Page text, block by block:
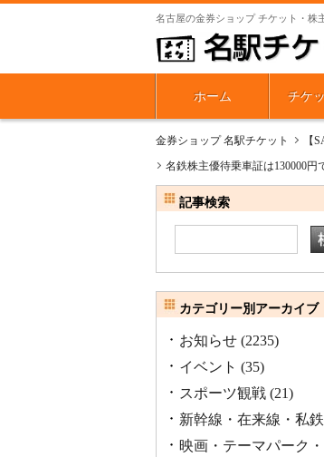
名古屋の金券ショップ チケット・株
ホーム チケ
金券ショップ 名駅チケット 【
名鉄株主優待乗車証は130000
記事検索
カテゴリー別アーカイブ
お知らせ (2235)
イベント (35)
スポーツ観戦 (21)
新幹線・在来線・私鉄
映画・テーマパーク